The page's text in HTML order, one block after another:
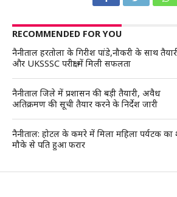
RECOMMENDED FOR YOU
नैनीताल हरतोला के गिरीश पांडे,नौकरी के साथ
और UKSSSC परीक्षा में मिली सफलता
नैनीताल जिले में प्रशासन की बड़ी तैयारी, अवैध
अतिक्रमण की सूची तैयार करने के निर्देश जारी
नैनीताल: होटल के कमरे में मिला महिला पर्यटक का
मौके से पति हुआ फरार